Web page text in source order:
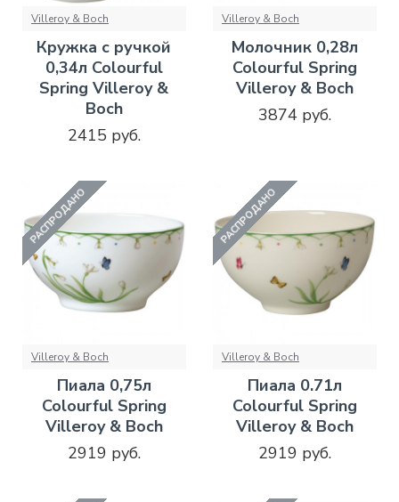
Villeroy & Boch
Кружка с ручкой
0,34л Colourful
Spring Villeroy &
Boch
2415 руб.
Villeroy & Boch
Молочник 0,28л
Colourful Spring
Villeroy & Boch
3874 руб.
РАСПРОДАНО
Villeroy & Boch
Пиала 0,75л
Colourful Spring
Villeroy & Boch
2919 руб.
РАСПРОДАНО
Villeroy & Boch
Пиала 0.71л
Colourful Spring
Villeroy & Boch
2919 руб.